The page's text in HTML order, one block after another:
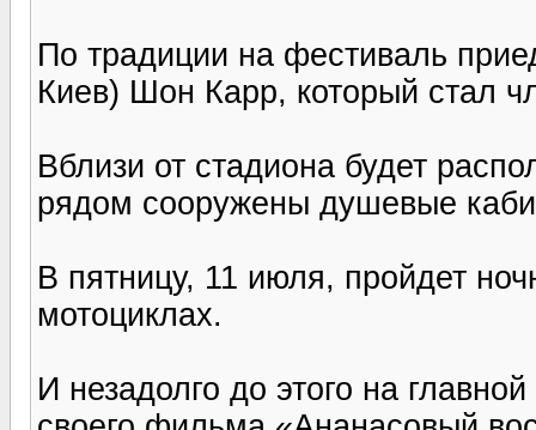
По традиции на фестиваль
Киев) Шон Карр, который стал
Вблизи от стадиона будет
рядом сооружены душевые
В пятницу, 11 июля, пройдет
мотоциклах.
И незадолго до этого на